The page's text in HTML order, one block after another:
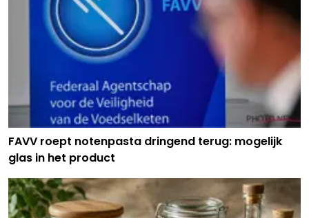
FAVV roept notenpasta dringend terug: mogelijk
glas in het product